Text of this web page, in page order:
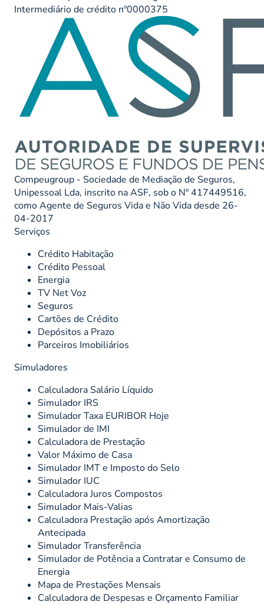
Intermediário de crédito nº0000375
Compeugroup - Sociedade de Mediação de Seguros,
Unipessoal Lda, inscrito na ASF, sob o Nº 417449516,
como Agente de Seguros Vida e Não Vida desde 26-
04-2017
Serviços
Crédito Habitação
Crédito Pessoal
Energia
TV Net Voz
Seguros
Cartões de Crédito
Depósitos a Prazo
Parceiros Imobiliários
Simuladores
Calculadora Salário Líquido
Simulador IRS
Simulador Taxa EURIBOR Hoje
Simulador de IMI
Calculadora de Prestação
Valor Máximo de Casa
Simulador IMT e Imposto do Selo
Simulador IUC
Calculadora Juros Compostos
Simulador Mais-Valias
Calculadora Prestação após Amortização
Antecipada
Simulador Transferência
Simulador de Potência a Contratar e Consumo de
Energia
Mapa de Prestações Mensais
Calculadora de Despesas e Orçamento Familiar